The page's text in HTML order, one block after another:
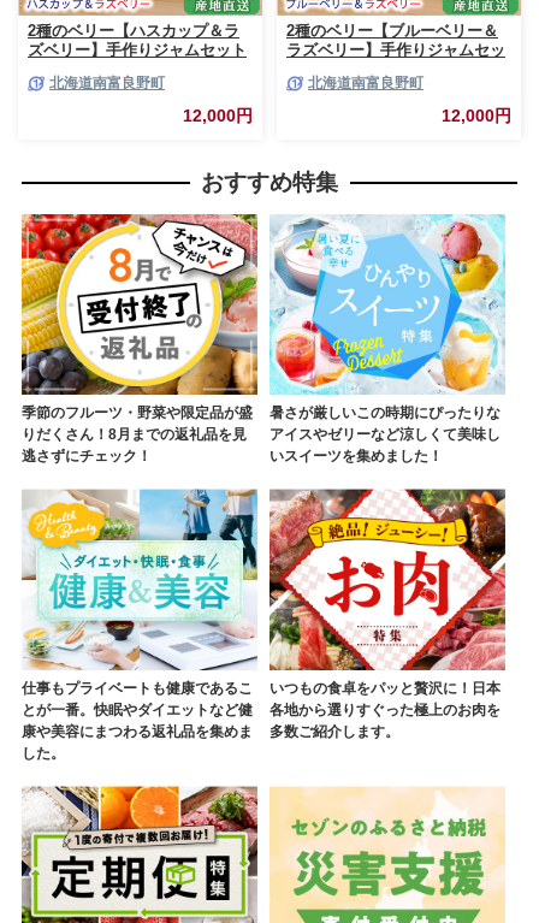
2種のベリー【ハスカップ＆ラ
ズベリー】手作りジャムセット
ム ベリー ハスカップ ラズベリ
ー ソース カシス てんさい糖 無
農薬 ポリフェノール 鉄分 ビタ
北海道南富良野町
12,000円
2種のベリー【ブルーベリー＆
ラズベリー】手作りジャムセッ
ャム ベリー ブルーベリー ラズ
ベリー ソース カシス 果実 てん
北海道南富良野町
12,000円
おすすめ特集
季節のフルーツ・野菜や限定品が盛
りだくさん！8月までの返礼品を見
逃さずにチェック！
暑さが厳しいこの時期にぴったりな
アイスやゼリーなど涼しくて美味し
いスイーツを集めました！
仕事もプライベートも健康であるこ
とが一番。快眠やダイエットなど健
康や美容にまつわる返礼品を集めま
した。
いつもの食卓をパッと贅沢に！日本
各地から選りすぐった極上のお肉を
多数ご紹介します。